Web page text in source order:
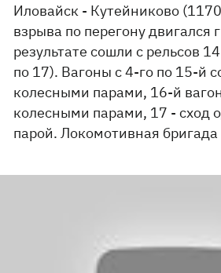
Иловайск - Кутейниково
взрыва по перегону двигался
результате сошли с рельсов
по 17). Вагоны с 4-го по 15-й
колесными парами, 16-й
колесными парами, 17 - сход
парой. Локомотивная бригада